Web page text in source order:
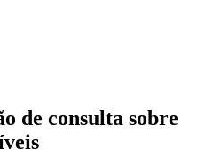
de consulta sobre